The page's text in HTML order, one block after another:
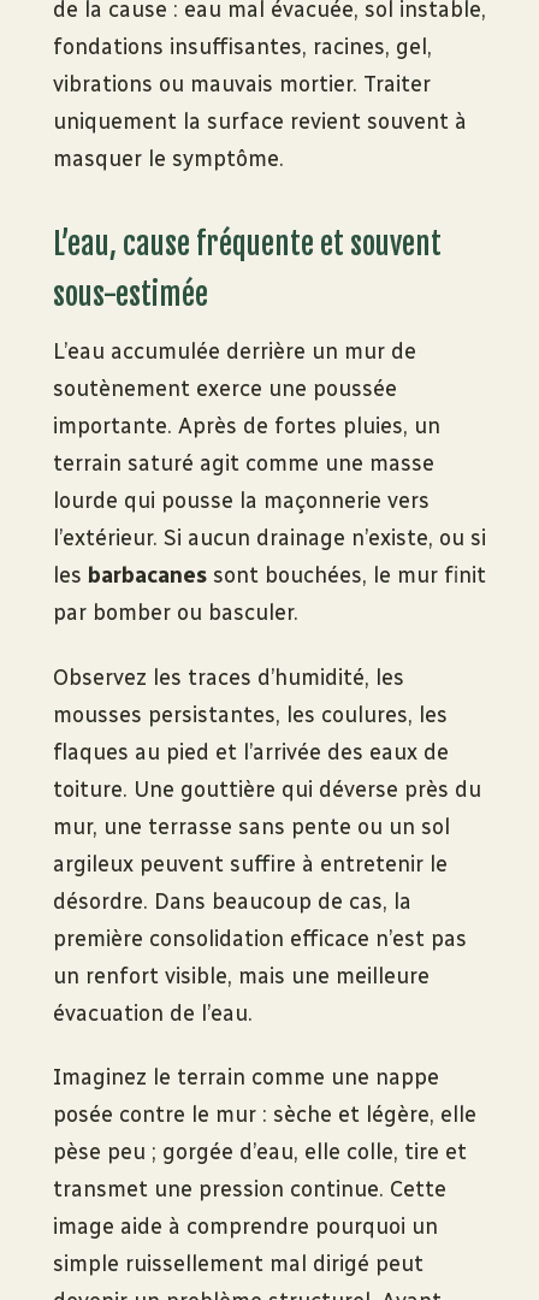
de la cause : eau mal évacuée, sol instable,
fondations insuffisantes, racines, gel,
vibrations ou mauvais mortier. Traiter
uniquement la surface revient souvent à
masquer le symptôme.
L’eau, cause fréquente et souvent
sous-estimée
L’eau accumulée derrière un mur de
soutènement exerce une poussée
importante. Après de fortes pluies, un
terrain saturé agit comme une masse
lourde qui pousse la maçonnerie vers
l’extérieur. Si aucun drainage n’existe, ou si
les barbacanes sont bouchées, le mur finit
par bomber ou basculer.
Observez les traces d’humidité, les
mousses persistantes, les coulures, les
flaques au pied et l’arrivée des eaux de
toiture. Une gouttière qui déverse près du
mur, une terrasse sans pente ou un sol
argileux peuvent suffire à entretenir le
désordre. Dans beaucoup de cas, la
première consolidation efficace n’est pas
un renfort visible, mais une meilleure
évacuation de l’eau.
Imaginez le terrain comme une nappe
posée contre le mur : sèche et légère, elle
pèse peu ; gorgée d’eau, elle colle, tire et
transmet une pression continue. Cette
image aide à comprendre pourquoi un
simple ruissellement mal dirigé peut